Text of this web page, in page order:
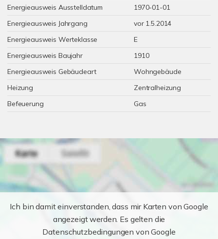
Energieausweis Ausstelldatum
1970-01-01
Energieausweis Jahrgang
vor 1.5.2014
Energieausweis Werteklasse
E
Energieausweis Baujahr
1910
Energieausweis Gebäudeart
Wohngebäude
Heizung
Zentralheizung
Befeuerung
Gas
Ich bin damit einverstanden, dass mir Karten von Google
angezeigt werden. Es gelten die
Datenschutzbedingungen von Google